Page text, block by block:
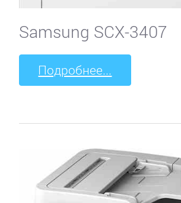
Samsung SCX-3407
Подробнее...